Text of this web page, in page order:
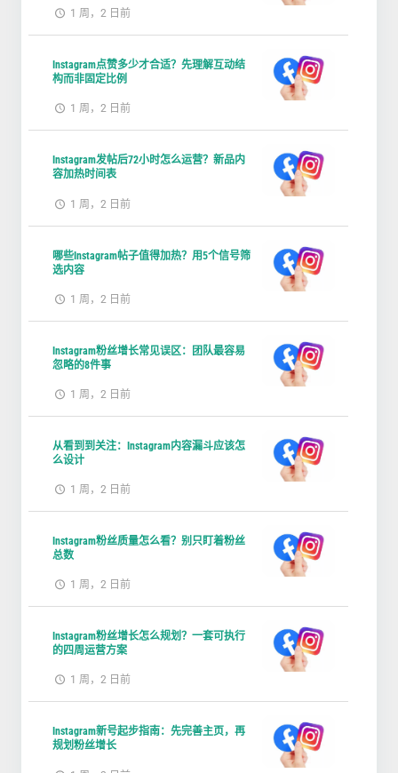
1 周，2 日前
Instagram点赞多少才合适？先理解互动结
构而非固定比例
1 周，2 日前
Instagram发帖后72小时怎么运营？新品内
容加热时间表
1 周，2 日前
哪些Instagram帖子值得加热？用5个信号筛
选内容
1 周，2 日前
Instagram粉丝增长常见误区：团队最容易
忽略的8件事
1 周，2 日前
从看到到关注：Instagram内容漏斗应该怎
么设计
1 周，2 日前
Instagram粉丝质量怎么看？别只盯着粉丝
总数
1 周，2 日前
Instagram粉丝增长怎么规划？一套可执行
的四周运营方案
1 周，2 日前
Instagram新号起步指南：先完善主页，再
规划粉丝增长